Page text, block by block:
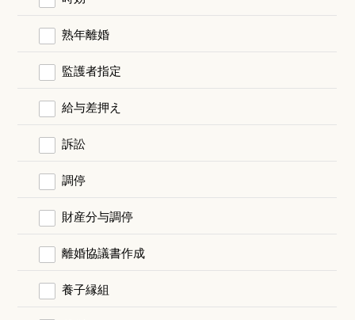
熟年離婚
監護者指定
給与差押え
訴訟
調停
財産分与調停
離婚協議書作成
養子縁組